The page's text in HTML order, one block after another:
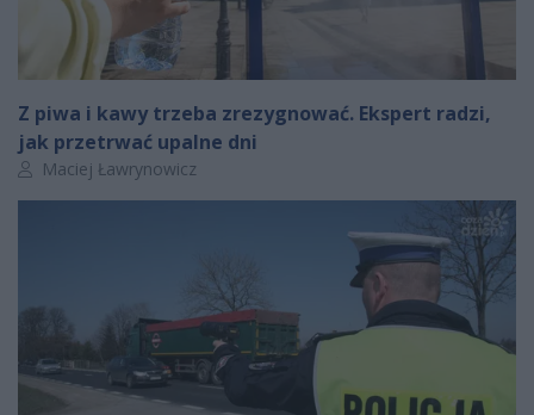
Z piwa i kawy trzeba zrezygnować. Ekspert radzi,
jak przetrwać upalne dni
Autor artykułu:
Maciej Ławrynowicz